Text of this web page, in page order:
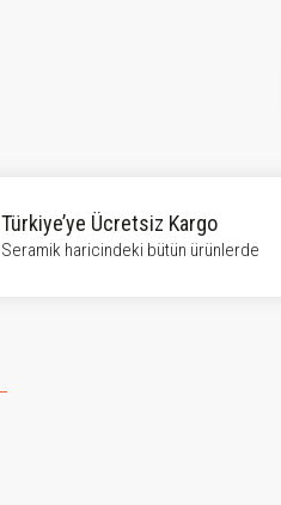
Türkiye’ye Ücretsiz Kargo
Seramik haricindeki bütün ürünlerde